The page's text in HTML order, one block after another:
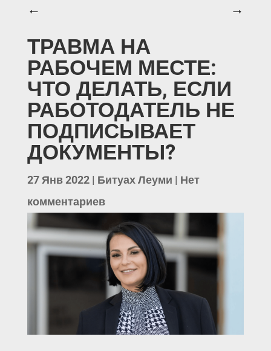
← →
ТРАВМА НА
РАБОЧЕМ МЕСТЕ:
ЧТО ДЕЛАТЬ, ЕСЛИ
РАБОТОДАТЕЛЬ НЕ
ПОДПИСЫВАЕТ
ДОКУМЕНТЫ?
27 Янв 2022| Битуах Леуми | Нет
комментариев